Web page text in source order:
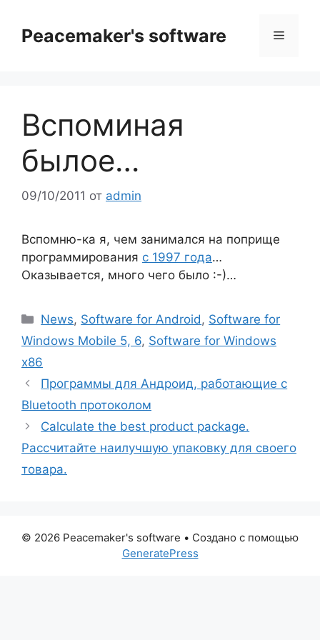
содержимому
Peacemaker's software Меню
Вспоминая
былое…
09/10/2011 от admin
Вспомню-ка я, чем занимался на поприще
программирования с 1997 года…
Оказывается, много чего было :-)…
Рубрики
News, Software for Android , Software for
Windows Mobile 5, 6, Software for Windows
x86
Программы для Андроид, работающие с
Bluetooth протоколом
Calculate the best product package.
Рассчитайте наилучшую упаковку для своего
товара.
© 2026 Peacemaker's software • Создано с помощью
GeneratePress